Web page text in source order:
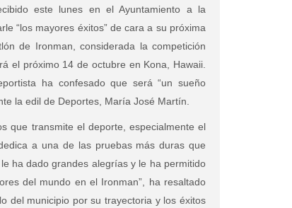
este lunes en el Ayuntamiento a la
“los mayores éxitos” de cara a su próxima
de Ironman, considerada la competición
el próximo 14 de octubre en Kona, Hawaii.
ha confesado que será “un sueño
la edil de Deportes, María José Martín.
que transmite el deporte, especialmente el
a una de las pruebas más duras que
ha dado grandes alegrías y le ha permitido
del mundo en el Ironman”, ha resaltado
del municipio por su trayectoria y los éxitos